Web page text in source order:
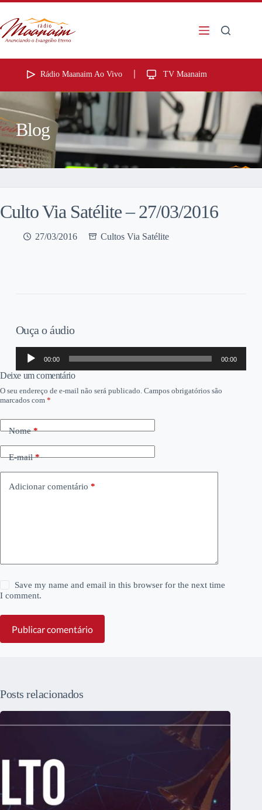
Rádio Maanaim Ao Vivo TV Maanaim
Blog
Culto Via Satélite – 27/03/2016
27/03/2016 Cultos Via Satélite
Ouça o áudio
Tocador
áudio
00:00 00:00
Deixe um comentário
O seu endereço de e-mail não será publicado. Campos obrigatórios são
marcados com *
Nome*
E-mail*
Adicionar comentário *
Save my name and email in this browser for the next time
I comment.
Publicar comentário
Posts relacionados